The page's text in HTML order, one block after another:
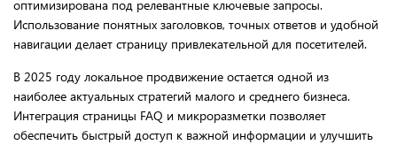
оптимизирована под релевантные ключевые запросы.
Использование понятных заголовков, точных ответов и удобной
навигации делает страницу привлекательной для посетителей.
В 2025 году локальное продвижение остается одной из
наиболее актуальных стратегий малого и среднего бизнеса.
Интеграция страницы FAQ и микроразметки позволяет
обеспечить быстрый доступ к важной информации и улучшить